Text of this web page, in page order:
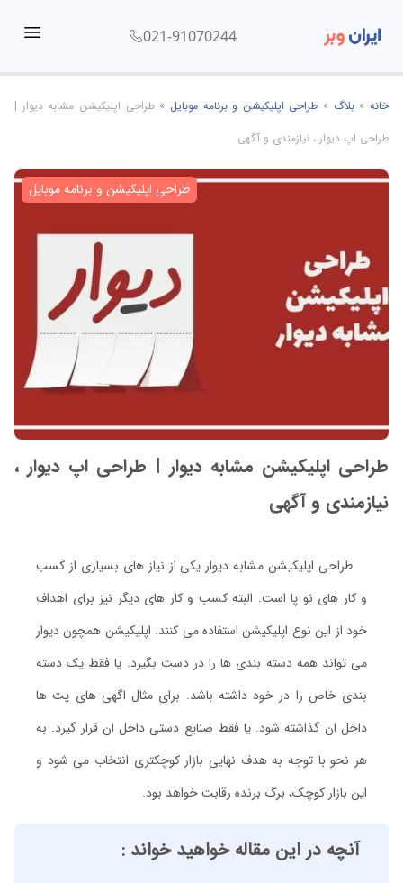
021-91070244
خانه»بلاگ » طراحی اپلیکیشن و برنامه موبایل »طراحی اپلیکیشن مشابه دیوار |
طراحی اپ دیوار ، نیازمندی و آگهی
طراحی اپلیکیشن و برنامه موبایل
طراحی اپلیکیشن مشابه دیوار | طراحی اپ دیوار ،
نیازمندی و آگهی
طراحی اپلیکیشن مشابه دیوار یکی از نیاز های بسیاری از کسب
و کار های نو پا است. البته کسب و کار های دیگر نیز برای اهداف
خود از این نوع اپلیکیشن استفاده می کنند. اپلیکیشن همچون دیوار
می تواند همه دسته بندی ها را در دست بگیرد. یا فقط یک دسته
بندی خاص را در خود داشته باشد. برای مثال اگهی های پت ها
داخل ان گذاشته شود. یا فقط صنایع دستی داخل ان قرار گیرد. به
هر نحو با توجه به هدف نهایی بازار کوچکتری انتخاب می شود و
این بازار کوچک، برگ برنده رقابت خواهد بود.
آنچه در این مقاله خواهید خواند :